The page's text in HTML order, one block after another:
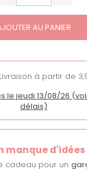
-5% 12,90€
Famille - Jeu
jeu d'ambiance
chop - Jeu tactique
AU PANIER
Livraison à partir de
le jeudi 13/08/26
délais)
manque d'idées
cadeau pour un